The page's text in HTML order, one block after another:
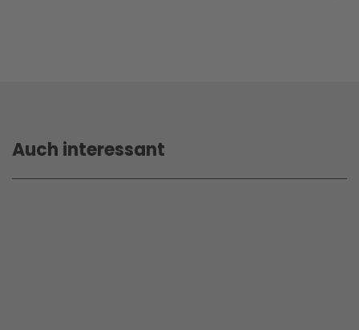
Auch interessant